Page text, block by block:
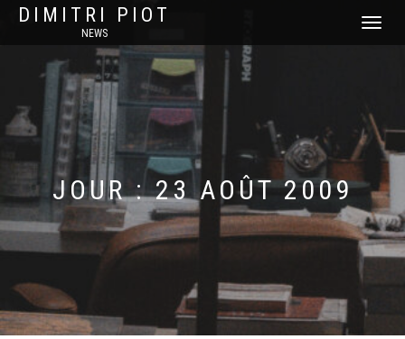
DIMITRI PIOT
NEWS
DÉPLIER
JOUR :23 AOÛT 2009